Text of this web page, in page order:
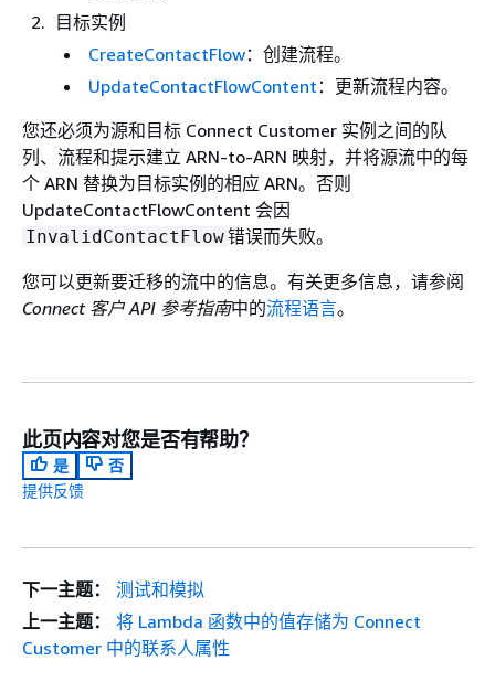
目标实例
CreateContactFlow：创建流程。
UpdateContactFlowContent ：更新流程内容。
您还必须为源和目标 Connect Customer 实例之间的队
列、流程和提示建立 ARN-to-ARN 映射，并将源流中的每
个 ARN 替换为目标实例的相应 ARN。否则
UpdateContactFlowContent 会因
InvalidContactFlow错误而失败。
您可以更新要迁移的流中的信息。有关更多信息，请参阅
Connect 客户 API 参考指南中的流程语言。
此页内容对您是否有帮助？
是
否
提供反馈
下一主题：
测试和模拟
上一主题：
将 Lambda 函数中的值存储为 Connect
Customer 中的联系人属性